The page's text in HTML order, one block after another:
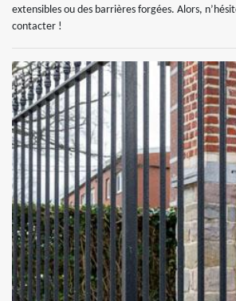
extensibles ou des barrières forgées. Alors,
contacter !